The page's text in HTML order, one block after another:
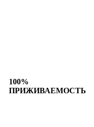
100%
ПРИЖИВАЕМОСТЬ